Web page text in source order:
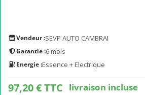
Vendeur :SEVP AUTO CAMBRAI
Garantie :6 mois
Energie :Essence + Electrique
97,20 € TTC livraison incluse